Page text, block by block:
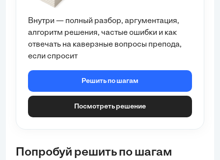
случае кислород считается как двуатомный,
V1 = 10^-2 м³ (начальный объем),
V2 = 4×10^-2 м³ (конечный объем),
T1 = 200 К (начальная температура),
T2 = 400 К (конечная температура).
Шаг 1: Находим отношение объемов V2/V1:
\nV2/V1 = (4×10^-2) / (10^-2) =
4.
ΔS_...
Внутри — полный разбор, аргументация,
алгоритм решения, частые ошибки и как
отвечать на каверзные вопросы препода,
если спросит
Решить по шагам
Посмотреть решение
Попробуй решить по шагам